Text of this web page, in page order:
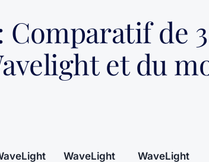
Comparatif de
et du
WaveLight WaveLight